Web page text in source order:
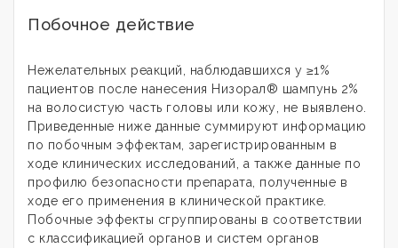
Побочное действие
Нежелательных реакций, наблюдавшихся у ≥1%
пациентов после нанесения Низорал® шампунь 2%
на волосистую часть головы или кожу, не выявлено.
Приведенные ниже данные суммируют информацию
по побочным эффектам, зарегистрированным в
ходе клинических исследований, а также данные по
профилю безопасности препарата, полученные в
ходе его применения в клинической практике.
Побочные эффекты сгруппированы в соответствии
с классификацией органов и систем органов